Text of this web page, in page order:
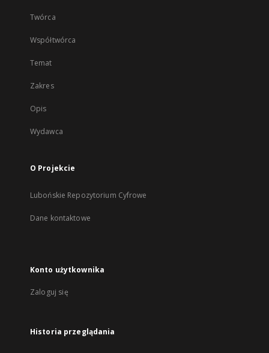
Twórca
Współtwórca
Temat
Zakres
Opis
Wydawca
O Projekcie
Lubońskie Repozytorium Cyfrowe
Dane kontaktowe
Konto użytkownika
Zaloguj się
Historia przeglądania